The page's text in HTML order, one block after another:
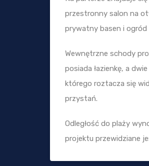
przestronny salon na
prywatny basen i ogród
Wewnętrzne schody
posiada łazienkę, a
którego roztacza się
przystań.
Odległość do plaży
projektu przewidziane